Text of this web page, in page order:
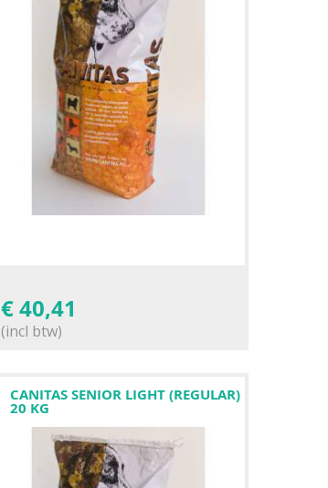
€40,41
(incl btw)
CANITAS SENIOR LIGHT (REGULAR)
20 KG